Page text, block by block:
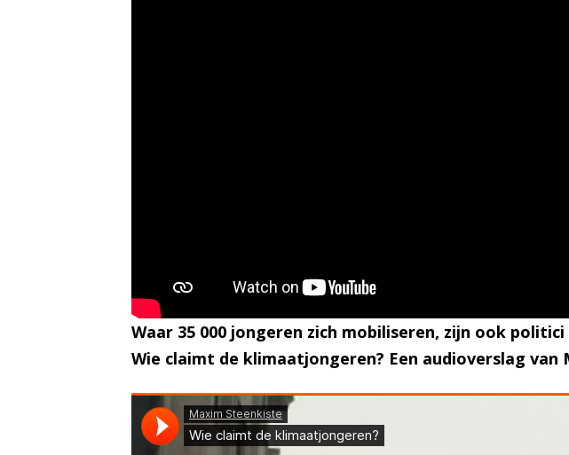
Waar 35 000 jongeren zich mobiliseren, zijn ook
Wie claimt de klimaatjongeren? Een audioverslag van